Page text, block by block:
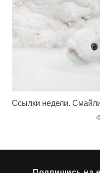
Ссылки недели.